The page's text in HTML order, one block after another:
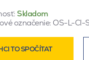
Skladom
označenie: OS-L-CI-
TO SPOČÍTAT